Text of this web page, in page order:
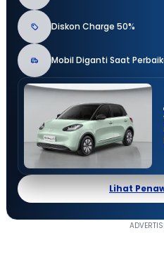
Diskon Charge 50%
Mobil Diganti Saat
Lihat